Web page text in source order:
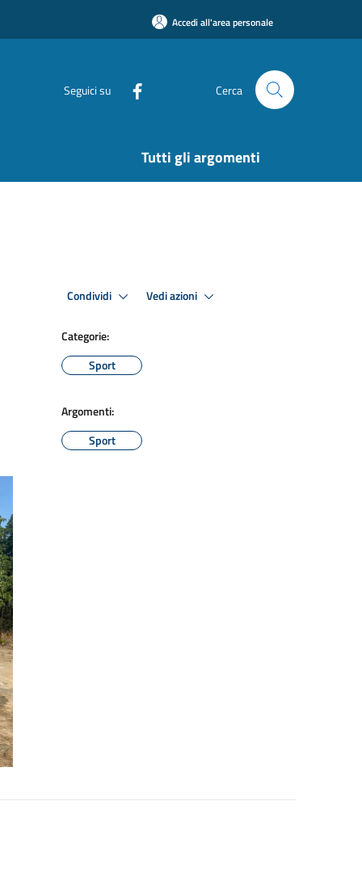
Accedi all'area personale
Seguici su Cerca
Tutti gli argomenti
Condividi Vedi azioni
Categorie:
Sport
Argomenti:
Sport